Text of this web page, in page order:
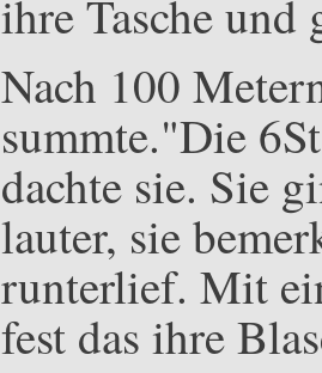
ihre Tasche und
Nach 100
summte."Die
dachte sie. Sie
lauter, sie
runterlief. Mit
fest das ihre